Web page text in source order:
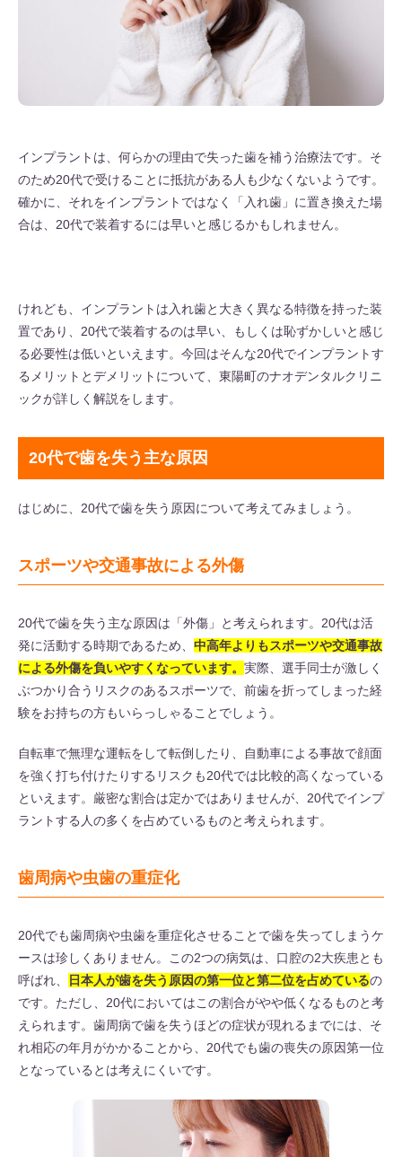
インプラントは、何らかの理由で失った歯を補う治療法です。そ
のため20代で受けることに抵抗がある人も少なくないようです。
確かに、それをインプラントではなく「入れ歯」に置き換えた場
合は、20代で装着するには早いと感じるかもしれません。
けれども、インプラントは入れ歯と大きく異なる特徴を持った装
置であり、20代で装着するのは早い、もしくは恥ずかしいと感じ
る必要性は低いといえます。今回はそんな20代でインプラントす
るメリットとデメリットについて、東陽町のナオデンタルクリニ
ックが詳しく解説をします。
20代で歯を失う主な原因
はじめに、20代で歯を失う原因について考えてみましょう。
スポーツや交通事故による外傷
20代で歯を失う主な原因は「外傷」と考えられます。20代は活
発に活動する時期であるため、 中高年よりもスポーツや交通事故
による外傷を負いやすくなっています。 実際、選手同士が激しく
ぶつかり合うリスクのあるスポーツで、前歯を折ってしまった経
験をお持ちの方もいらっしゃることでしょう。
自転車で無理な運転をして転倒したり、自動車による事故で顔面
を強く打ち付けたりするリスクも20代では比較的高くなっている
といえます。厳密な割合は定かではありませんが、20代でインプ
ラントする人の多くを占めているものと考えられます。
歯周病や虫歯の重症化
20代でも歯周病や虫歯を重症化させることで歯を失ってしまうケ
ースは珍しくありません。この2つの病気は、口腔の2大疾患とも
呼ばれ、
日本人が歯を失う原因の第一位と第二位を占めているの
です。ただし、20代においてはこの割合がやや低くなるものと考
えられます。歯周病で歯を失うほどの症状が現れるまでには、そ
れ相応の年月がかかることから、20代でも歯の喪失の原因第一位
となっているとは考えにくいです。